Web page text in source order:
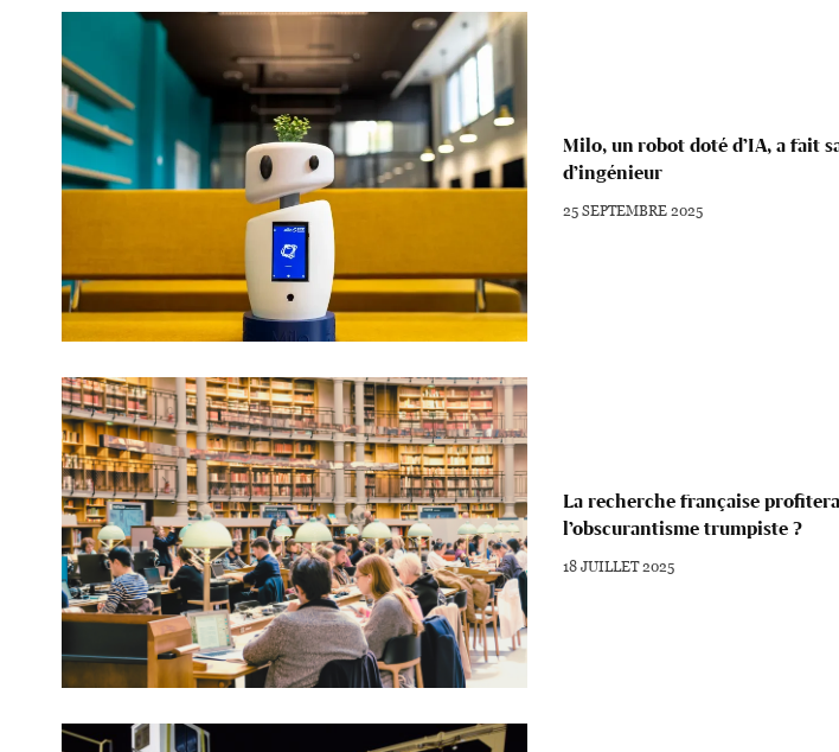
Milo, un robot doté d’IA, a fait
d’ingénieur
25 SEPTEMBRE 2025
La recherche française
l’obscurantisme trumpiste ?
18 JUILLET 2025